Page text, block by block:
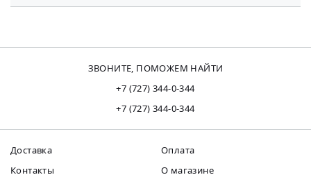
ЗВОНИТЕ, ПОМОЖЕМ НАЙТИ
+7 (727) 344-0-344
+7 (727) 344-0-344
Доставка
Оплата
Контакты
О магазине